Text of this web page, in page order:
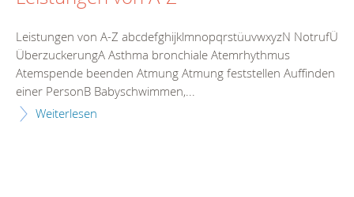
Leistungen von A-Z abcdefghijklmnopqrstüuvwxyzN NotrufÜ
ÜberzuckerungA Asthma bronchiale Atemrhythmus
Atemspende beenden Atmung Atmung feststellen Auffinden
einer PersonB Babyschwimmen,...
Weiterlesen